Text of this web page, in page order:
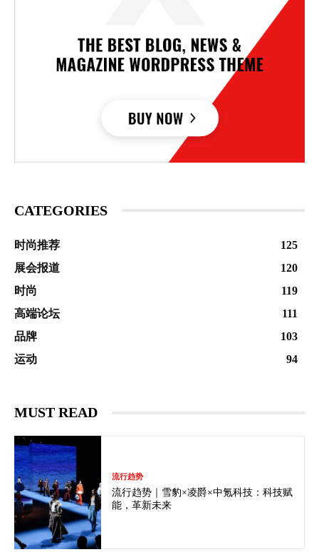
CATEGORIES
时尚推荐
125
展会报道
120
时尚
119
高端论坛
111
品牌
103
运动
94
MUST READ
流行趋势
流行趋势｜雪豹×凌爵×中氪科技：科技赋
能，革新未来